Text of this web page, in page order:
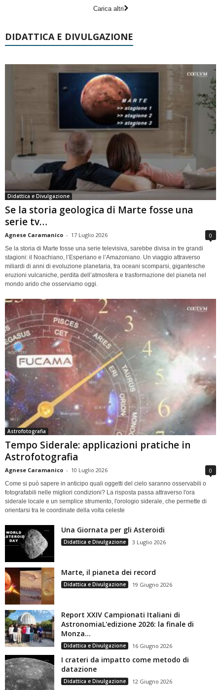
Carica altri
DIDATTICA E DIVULGAZIONE
Didattica e Divulgazione
Se la storia geologica di Marte fosse una
serie tv…
Agnese Caramanico - 17 Luglio 2026 0
Se la storia di Marte fosse una serie televisiva, sarebbe divisa in tre grandi
stagioni: il Noachiano, l’Esperiano e l’Amazoniano. Un viaggio attraverso
miliardi di anni di evoluzione planetaria, tra oceani scomparsi, gigantesche
eruzioni vulcaniche, perdita dell’atmosfera e trasformazione del pianeta nel
mondo arido che osserviamo oggi.
Astrofotografia
Tempo Siderale: applicazioni pratiche in
Astrofotografia
Agnese Caramanico - 10 Luglio 2026 0
Come si può sapere in anticipo quali oggetti del cielo saranno osservabili o
fotografabili nelle migliori condizioni? La risposta passa attraverso l'ora
siderale locale e un semplice strumento, l'orologio siderale, che permette di
orientarsi tra le coordinate della volta celeste
Una Giornata per gli Asteroidi
Didattica e Divulgazione 3 Luglio 2026
Marte, il pianeta dei record
Didattica e Divulgazione 19 Giugno 2026
Report XXIV Campionati Italiani di
AstronomiaL'edizione 2026: la finale di
Monza...
Didattica e Divulgazione 16 Giugno 2026
I crateri da impatto come metodo di
datazione
Didattica e Divulgazione 12 Giugno 2026